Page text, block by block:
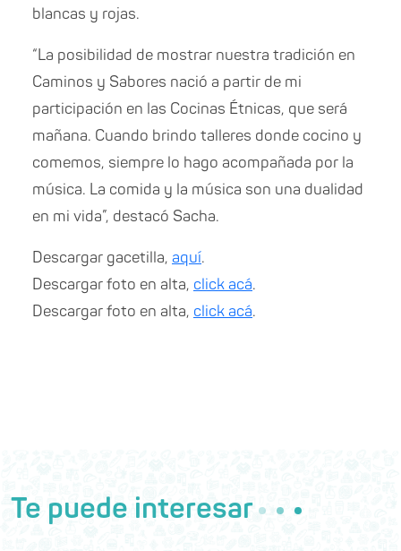
blancas y rojas.
“La posibilidad de mostrar nuestra tradición en
Caminos y Sabores nació a partir de mi
participación en las Cocinas Étnicas, que será
mañana. Cuando brindo talleres donde cocino y
comemos, siempre lo hago acompañada por la
música. La comida y la música son una dualidad
en mi vida”, destacó Sacha.
Descargar gacetilla, aquí.
Descargar foto en alta, click acá.
Descargar foto en alta, click acá.
Te puede interesar